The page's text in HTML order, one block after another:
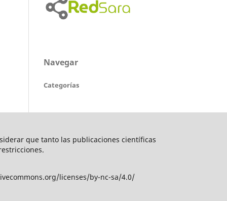
Navegar
Categorías
que tanto las publicaciones científicas
licenses/by-nc-sa/4.0/